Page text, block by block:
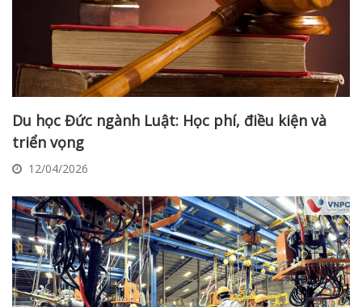
Du học Đức ngành Luật: Học phí, điều kiện và
triển vọng
12/04/2026